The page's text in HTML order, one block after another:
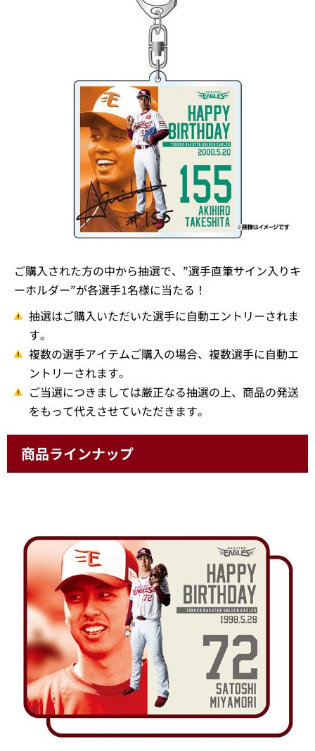
ご購入された方の中から抽選で、”選手直筆サイン入りキ
ーホルダー”が各選手1名様に当たる！
抽選はご購入いただいた選手に自動エントリーされま
す。
複数の選手アイテムご購入の場合、複数選手に自動エ
ントリーされます。
ご当選につきましては厳正なる抽選の上、商品の発送
をもって代えさせていただきます。
商品ラインナップ